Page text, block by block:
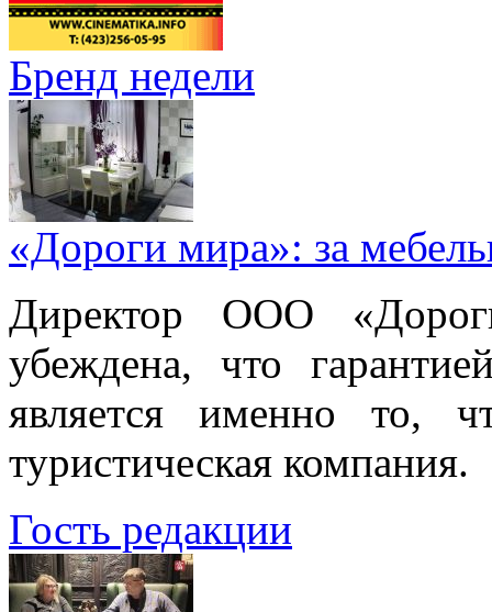
Бренд недели
«Дороги мира»: за
Директор ООО
убеждена, что
является именно то,
туристическая компания.
Гость редакции